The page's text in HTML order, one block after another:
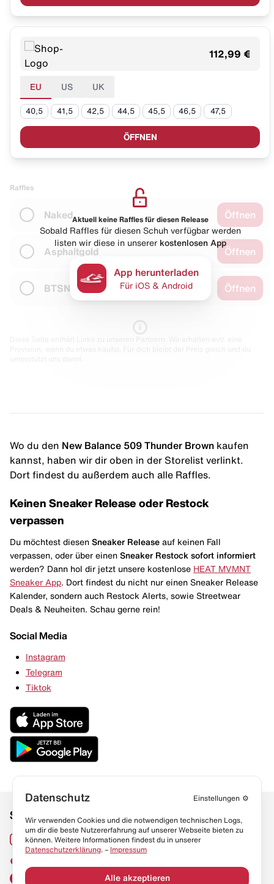
112,99 €
EU US UK
40,5 41,5 42,5 44,5 45,5 46,5 47,5
ÖFFNEN
Raffles
Naked Öffnen
Asphaltgold Öffnen
BTSN Öffnen
Aktuell keine Raffles für diesen Release
Sobald Raffles für diesen Schuh verfügbar werden
listen wir diese in unserer kostenlosen App
App herunterladen
Für iOS & Android
Wo du den New Balance 509 Thunder Brown kaufen
kannst, haben wir dir oben in der Storelist verlinkt.
Dort findest du außerdem auch alle Raffles.
Keinen Sneaker Release oder Restock
verpassen
Du möchtest diesen Sneaker Release auf keinen Fall
verpassen, oder über einen Sneaker Restock sofort informiert
werden? Dann hol dir jetzt unsere kostenlose HEAT MVMNT
Sneaker App . Dort findest du nicht nur einen Sneaker Release
Kalender, sondern auch Restock Alerts, sowie Streetwear
Deals & Neuheiten. Schau gerne rein!
Social Media
Instagram
Telegram
Tiktok
Social Media
Instagram
Links
Sneaker Lexikon
Resell Guide
Datenschutz Einstellungen ⚙️
Wir verwenden Cookies und die notwendigen technischen Logs,
um dir die beste Nutzererfahrung auf unserer Webseite bieten zu
können. Weitere Informationen findest du in unserer
Datenschutzerklärung. – Impressum
Alle akzeptieren